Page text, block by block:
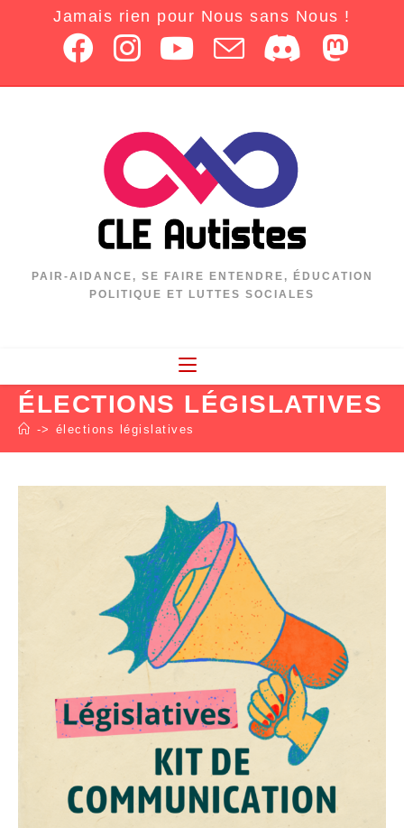
Jamais rien pour Nous sans Nous !
PAIR-AIDANCE, SE FAIRE ENTENDRE, ÉDUCATION
POLITIQUE ET LUTTES SOCIALES
ÉLECTIONS LÉGISLATIVES
-> élections législatives